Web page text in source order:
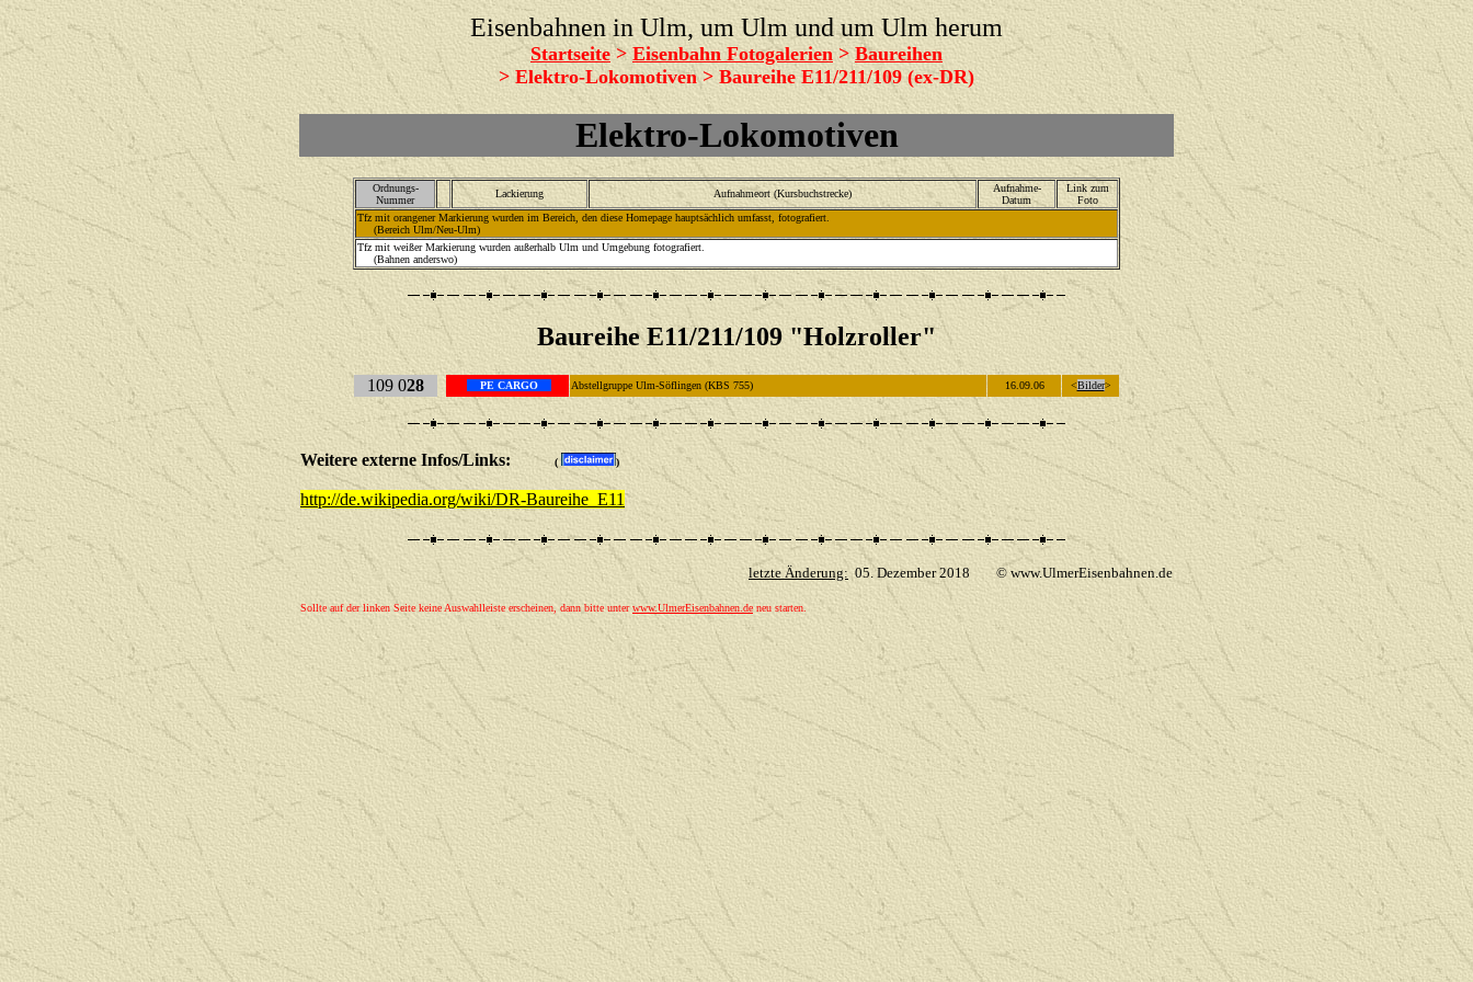
Eisenbahnen in Ulm, um Ulm und um Ulm herum
Startseite> Eisenbahn Fotogalerien>Baureihen
> Elektro-Lokomotiven > Baureihe E11/211/109 (ex-DR)
Elektro-Lokomotiven
Ordnungs-
Nummer
Lackierung Aufnahmeort (Kursbuchstrecke)
Aufnahme-
Datum
Link zum
Foto
Tfz mit orangener Markierung wurden im Bereich, den diese Homepage hauptsächlich umfasst, fotografiert.
(Bereich Ulm/Neu-Ulm)
Tfz mit weißer Markierung wurden außerhalb Ulm und Umgebung fotografiert.
(Bahnen anderswo)
Baureihe E11/211/109 "Holzroller"
109 028 PE CARGO Abstellgruppe Ulm-Söflingen (KBS 755) 16.09.06 <Bilder>
Weitere externe Infos/Links: ( )
http://de.wikipedia.org/wiki/DR-Baureihe_E11
letzte Änderung: 05. Dezember 2018 © www.UlmerEisenbahnen.de
Sollte auf der linken Seite keine Auswahlleiste erscheinen, dann bitte unterwww.UlmerEisenbahnen.de neu starten.